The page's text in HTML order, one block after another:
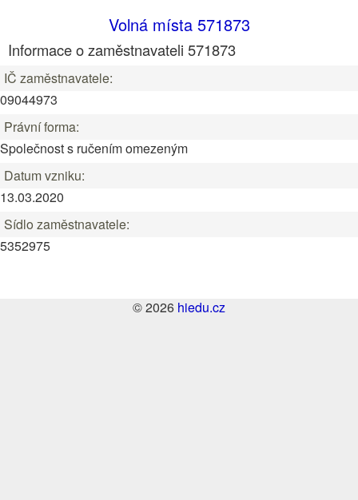
Volná místa 571873
Informace o zaměstnavateli 571873
IČ zaměstnavatele:
09044973
Právní forma:
Společnost s ručením omezeným
Datum vzniku:
13.03.2020
Sídlo zaměstnavatele:
5352975
© 2026 hiedu.cz